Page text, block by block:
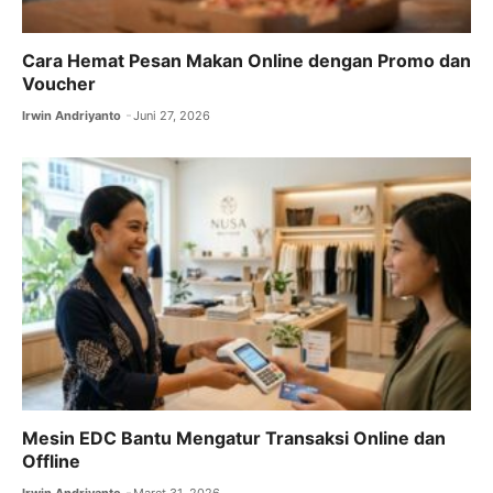
Cara Hemat Pesan Makan Online dengan Promo dan
Voucher
Irwin Andriyanto Juni 27, 2026
Mesin EDC Bantu Mengatur Transaksi Online dan
Offline